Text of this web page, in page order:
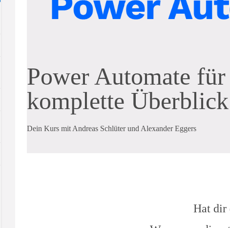
Power Automate
komplette Überblick
Dein Kurs mit Andreas Schlüter und Alexander Eggers
Hat dir